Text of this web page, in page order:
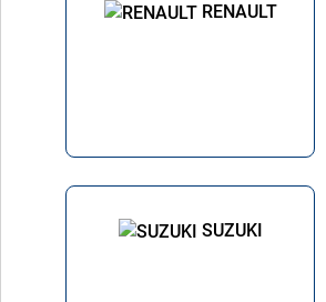
RENAULT
SUZUKI